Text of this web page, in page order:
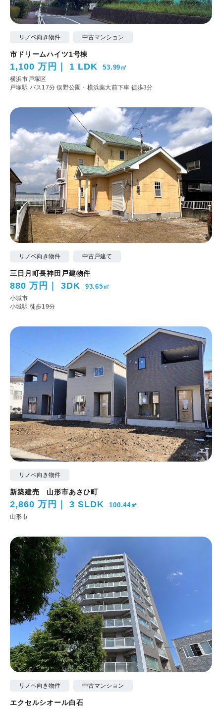
リノベ向き物件 中古マンション
市ドリームハイツ1号棟
1,100 万円 1 LDK 53.99㎡
横浜市戸塚区
戸塚駅 バス17分 俣野公園・横浜薬大前下車 徒歩3分
リノベ向き物件 中古戸建て
三日月町長神田戸建物件
880 万円 3DK 93.65㎡
小城市
小城駅 徒歩19分
リノベ向き物件
新築建売 山形市あさひ町
2,860 万円 3 SLDK 100.44㎡
山形市
リノベ向き物件 中古マンション
エクセルシオール白石